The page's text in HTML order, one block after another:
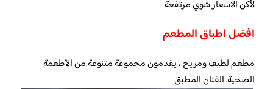
لأكن الاسعار شوي مرتفعة
افضل اطباق المطعم
مطعم لطيف ومريح ، يقدمون مجموعة متنوعة من الأطعمة
الصحية. الفنان المطبق